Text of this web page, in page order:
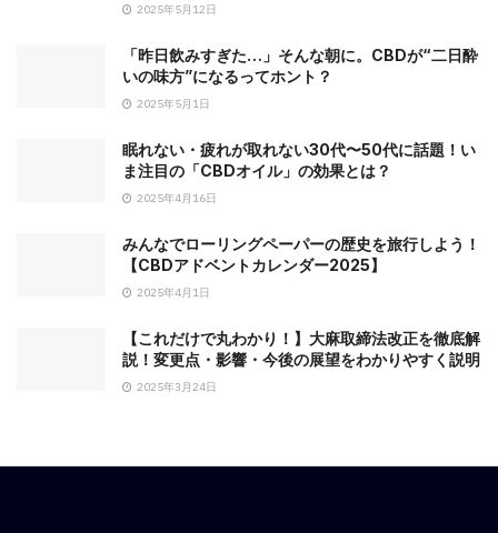
2025年5月12日
「昨日飲みすぎた…」そんな朝に。CBDが“二日酔
いの味方”になるってホント？
2025年5月1日
眠れない・疲れが取れない30代〜50代に話題！い
ま注目の「CBDオイル」の効果とは？
2025年4月16日
みんなでローリングペーパーの歴史を旅行しよう！
【CBDアドベントカレンダー2025】
2025年4月1日
【これだけで丸わかり！】大麻取締法改正を徹底解
説！変更点・影響・今後の展望をわかりやすく説明
2025年3月24日